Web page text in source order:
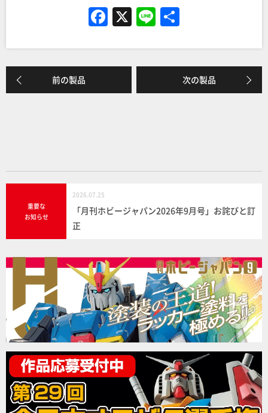
F
a
c
e
b
X Li
n
e
前の製品 次の製品
重要な
お知らせ
2026.07.25
「月刊ホビージャパン2026年9月号」お詫びと訂
正